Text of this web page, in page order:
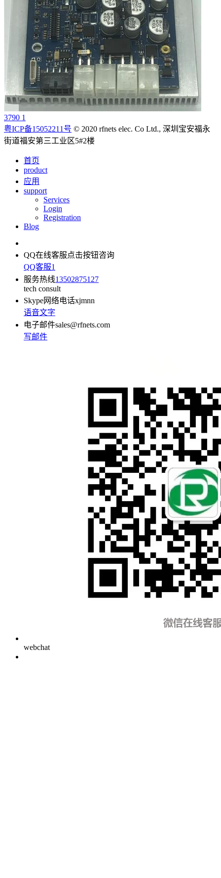
3790 1
粤ICP备15052211号 © 2020 rfnets elec. Co Ltd., 深圳宝安福永
街道福安第三工业区5#2楼
首页
product
应用
support
Services
Login
Registration
Blog
QQ在线客服点击按钮咨询
QQ客服1
服务热线13502875127
tech consult
Skype网络电话xjmnn
语音文字
电子邮件sales@rfnets.com
写邮件
webchat